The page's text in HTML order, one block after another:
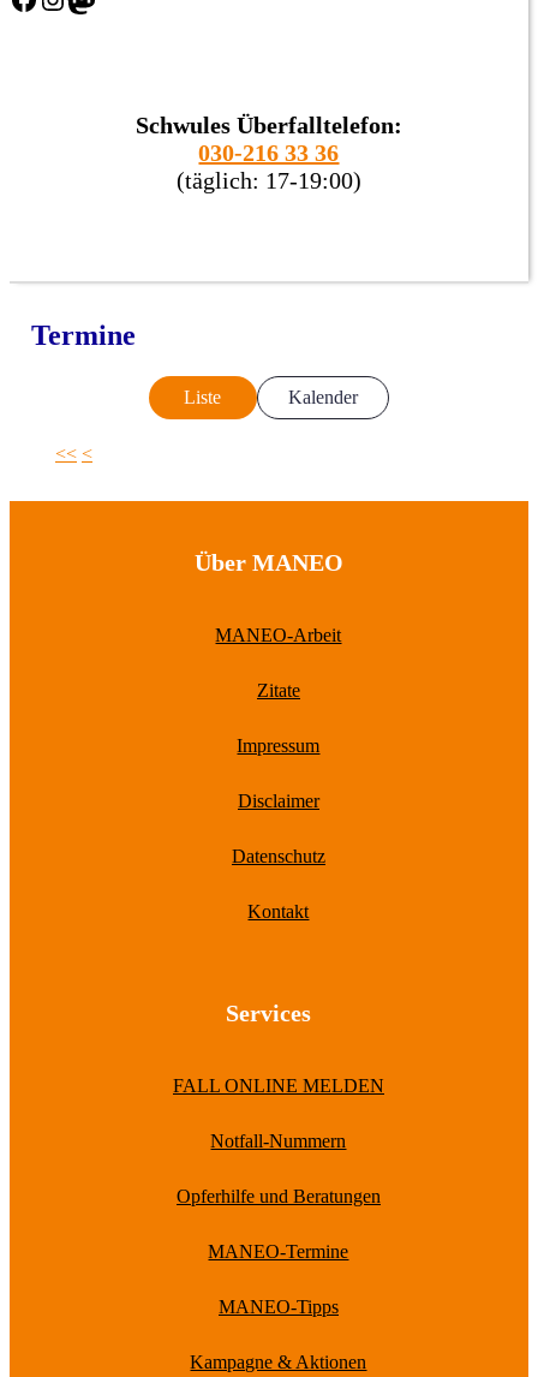
Schwules Überfalltelefon:
030-216 33 36
(täglich: 17-19:00)
Termine
Liste Kalender
<< <
Über MANEO
MANEO-Arbeit
Zitate
Impressum
Disclaimer
Datenschutz
Kontakt
Services
FALL ONLINE MELDEN
Notfall-Nummern
Opferhilfe und Beratungen
MANEO-Termine
MANEO-Tipps
Kampagne & Aktionen